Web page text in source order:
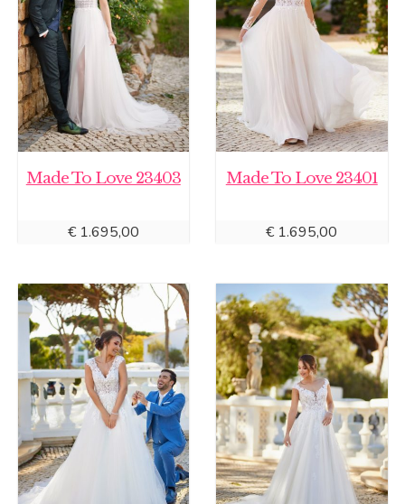
Made To Love 23403
€1.695,00
Made To Love 23401
€1.695,00